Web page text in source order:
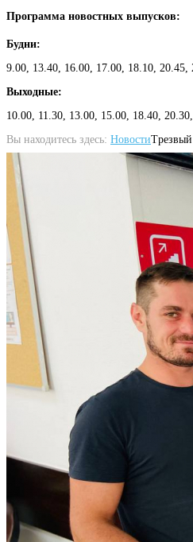
Программа новостных выпусков:
Будни:
9.00, 13.40, 16.00, 17.00, 18.10,
Выходные:
10.00, 11.30, 13.00, 15.00, 18.40,
Вы находитесь здесь: Новости